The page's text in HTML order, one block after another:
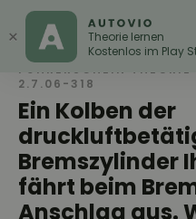
AUTOVIO
Ein Kolben der
Bremszylinder
fährt beim
Anschlag aus.
FÜHRERSCHEIN THEORIE
2.7.06-318
× AUTOVIO
Theorie lernen
Kostenlos im Play